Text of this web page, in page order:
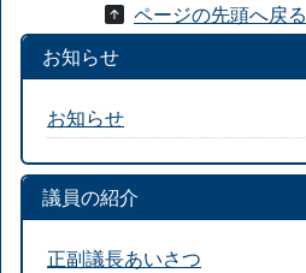
ページの先頭へ戻る
お知らせ
お知らせ
議員の紹介
正副議長あいさつ